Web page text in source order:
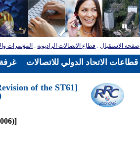
صفحة الاستقبال: قطاع الاتصالات الراديوية: المؤتمرات
of the ST61
[(Geneva, Switzerland, 15 May-16 June 2006)]
غرفة قطاعات الاتحاد الدولي للاتصالات